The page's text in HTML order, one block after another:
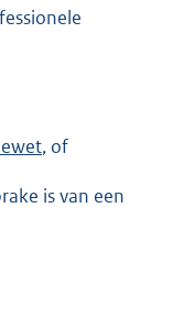
, of
is van een